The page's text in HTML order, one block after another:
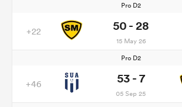
Pro D2
+22 50 - 28
15 May 26
Pro D2
+46 53 - 7
05 Sep 25